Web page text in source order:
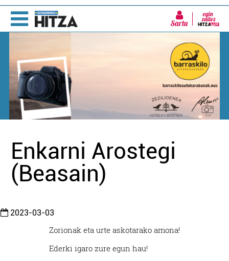
Sartu
Enkarni Arostegi
(Beasain)
2023-03-03
Zorionak eta urte askotarako amona!
Ederki igaro zure egun hau!